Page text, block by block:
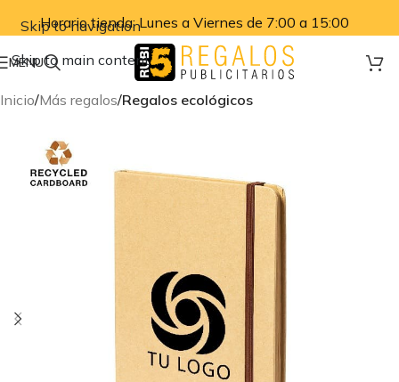
Skip to navigation
Skip to main content
Horario tienda: Lunes a Viernes de 7:00 a 15:00
MENU
Inicio Más regalos Regalos ecológicos